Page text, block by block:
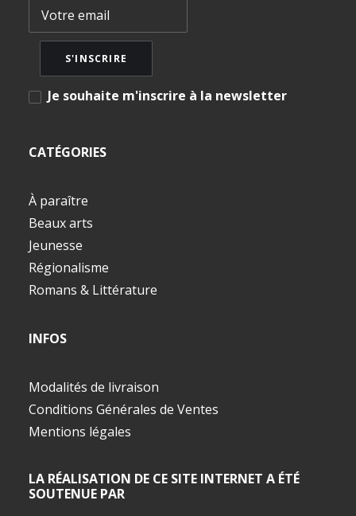
Je souhaite m'inscrire à la newsletter
CATÉGORIES
À paraître
Beaux arts
Jeunesse
Régionalisme
Romans & Littérature
INFOS
Modalités de livraison
Conditions Générales de Ventes
Mentions légales
LA RÉALISATION DE CE SITE INTERNET A ÉTÉ
SOUTENUE PAR